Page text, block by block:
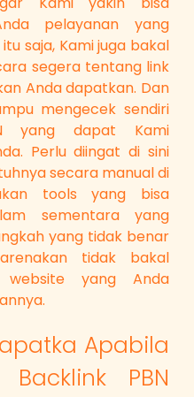
pelayanan yang
saja, Kami juga bakal
segera tentang link
Anda dapatkan. Dan
mengecek sendiri
yang dapat Kami
Perlu diingat di sini
secara manual di
tools yang bisa
sementara yang
yang tidak benar
tidak bakal
yang Anda
Apabila
PBN